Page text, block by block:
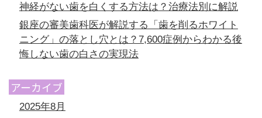
神経がない歯を白くする方法は？治療法別に解説
銀座の審美歯科医が解説する「歯を削るホワイト
ニング」の落とし穴とは？7,600症例からわかる後
悔しない歯の白さの実現法
アーカイブ
2025年8月